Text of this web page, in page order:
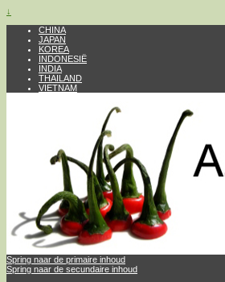
↓
CHINA
JAPAN
KOREA
INDONESIË
INDIA
THAILAND
VIETNAM
Spring naar de primaire inhoud
Spring naar de secundaire inhoud